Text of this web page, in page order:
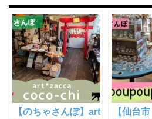
【のちゃさんぽ】art
【仙台